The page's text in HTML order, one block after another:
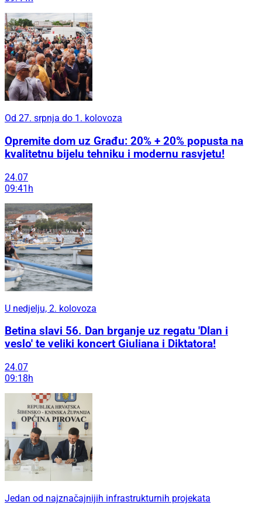
Od 27. srpnja do 1. kolovoza
Opremite dom uz Građu: 20% + 20% popusta na
kvalitetnu bijelu tehniku i modernu rasvjetu!
24.07
09:41h
U nedjelju, 2. kolovoza
Betina slavi 56. Dan brganje uz regatu 'Dlan i
veslo' te veliki koncert Giuliana i Diktatora!
24.07
09:18h
Jedan od najznačajnijih infrastrukturnih projekata